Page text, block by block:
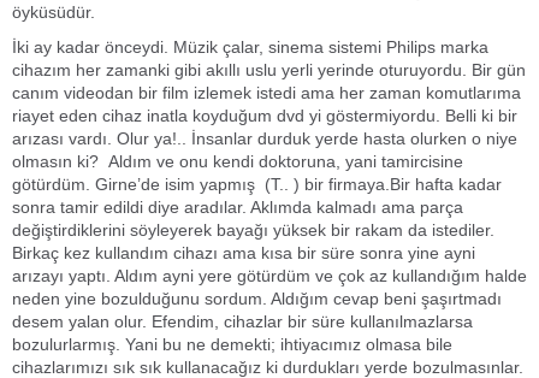
öyküsüdür.
İki ay kadar önceydi. Müzik çalar, sinema sistemi Philips marka
cihazım her zamanki gibi akıllı uslu yerli yerinde oturuyordu. Bir gün
canım videodan bir film izlemek istedi ama her zaman komutlarıma
riayet eden cihaz inatla koyduğum dvd yi göstermiyordu. Belli ki bir
arızası vardı. Olur ya!.. İnsanlar durduk yerde hasta olurken o niye
olmasın ki? Aldım ve onu kendi doktoruna, yani tamircisine
götürdüm. Girne’de isim yapmış (T.. ) bir firmaya.Bir hafta kadar
sonra tamir edildi diye aradılar. Aklımda kalmadı ama parça
değiştirdiklerini söyleyerek bayağı yüksek bir rakam da istediler.
Birkaç kez kullandım cihazı ama kısa bir süre sonra yine ayni
arızayı yaptı. Aldım ayni yere götürdüm ve çok az kullandığım halde
neden yine bozulduğunu sordum. Aldığım cevap beni şaşırtmadı
desem yalan olur. Efendim, cihazlar bir süre kullanılmazlarsa
bozulurlarmış. Yani bu ne demekti; ihtiyacımız olmasa bile
cihazlarımızı sık sık kullanacağız ki durdukları yerde bozulmasınlar.